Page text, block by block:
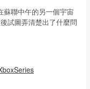
蘇聯中午的另一個宇宙
試圖弄清楚出了什麼問